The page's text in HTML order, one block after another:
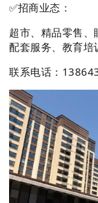
✅招商业态：
超市、精品零售
配套服务、教育培
联系电话：